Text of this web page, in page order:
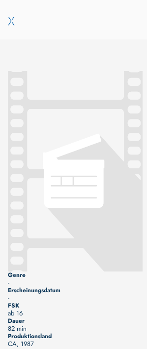
Genre
-
Erscheinungsdatum
-
FSK
ab 16
Dauer
82 min
Produktionsland
CA, 1987